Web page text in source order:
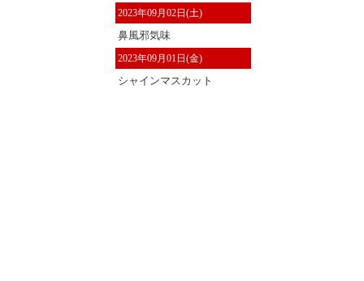
2023年09月02日(土)
鼻風邪気味
2023年09月01日(金)
シャインマスカット